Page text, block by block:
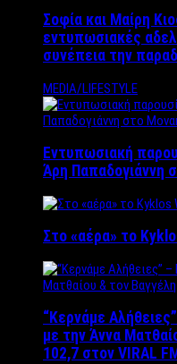
Σοφία και Μαίρη
εντυπωσιακές
συνέπεια την
MEDIA/LIFESTYLE
Εντυπωσιακή
Άρη Παπαδογιάννη
Στο «αέρα» το
“Kερνάμε
με την Άννα
102,7 στον VIRAL FM